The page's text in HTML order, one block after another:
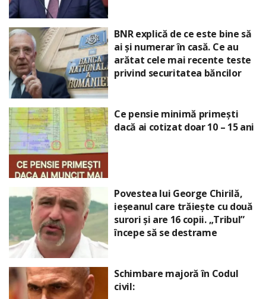
BNR explică de ce este bine să
ai și numerar în casă. Ce au
arătat cele mai recente teste
privind securitatea băncilor
Ce pensie minimă primești
dacă ai cotizat doar 10 – 15 ani
Povestea lui George Chirilă,
ieșeanul care trăiește cu două
surori și are 16 copii. „Tribul”
începe să se destrame
Schimbare majoră în Codul
civil: